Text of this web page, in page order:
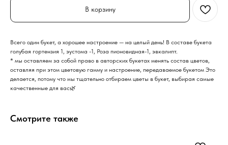
В корзину
Всего один букет, а хорошее настроение — на целый день! В составе букета
голубая гортензия 1, эустома -1, Роза пионовидная-1, эвкалипт.
* мы оставляем за собой право в авторских букетах менять состав цветов,
оставляя при этом цветовую гамму и настроение, передаваемое букетом Это
делается, потому что мы тщательно отбираем цветы в букет, выбирая самые
качественные для вас🌿
Смотрите также